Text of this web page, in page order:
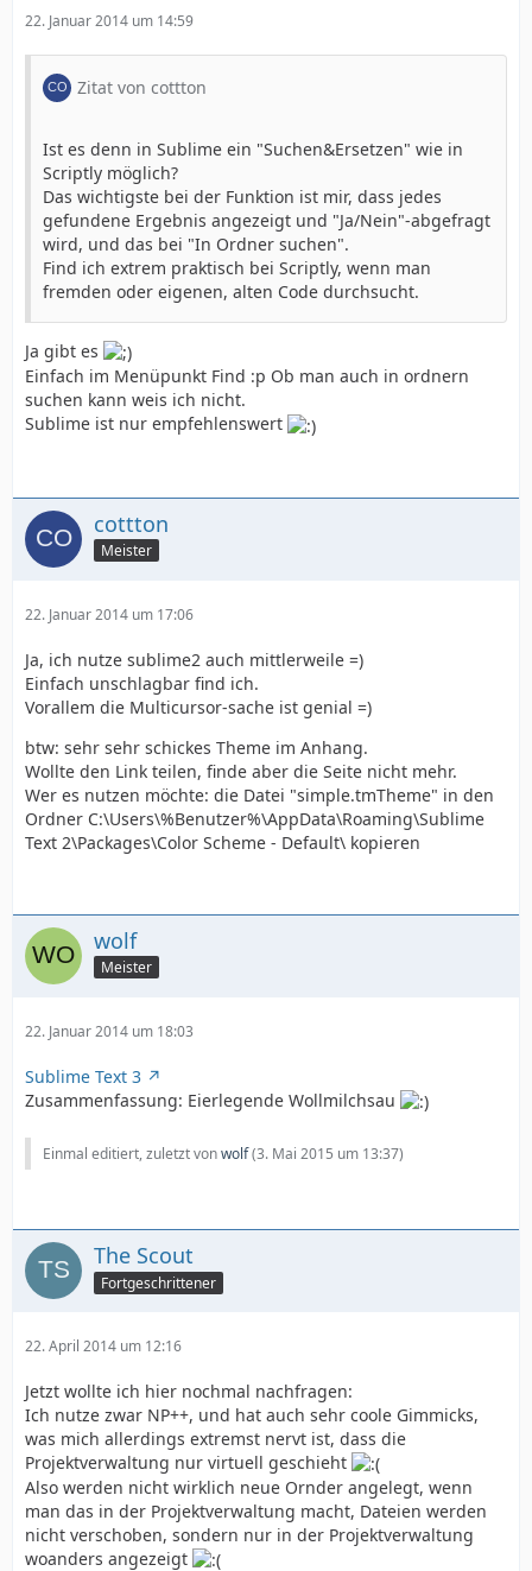
22. Januar 2014 um 14:59
Zitat von cottton
Ist es denn in Sublime ein "Suchen&Ersetzen" wie in
Scriptly möglich?
Das wichtigste bei der Funktion ist mir, dass jedes
gefundene Ergebnis angezeigt und "Ja/Nein"-abgefragt
wird, und das bei "In Ordner suchen".
Find ich extrem praktisch bei Scriptly, wenn man
fremden oder eigenen, alten Code durchsucht.
Ja gibt es
Einfach im Menüpunkt Find :p Ob man auch in ordnern
suchen kann weis ich nicht.
Sublime ist nur empfehlenswert
cottton
Meister
22. Januar 2014 um 17:06
Ja, ich nutze sublime2 auch mittlerweile =)
Einfach unschlagbar find ich.
Vorallem die Multicursor-sache ist genial =)
btw: sehr sehr schickes Theme im Anhang.
Wollte den Link teilen, finde aber die Seite nicht mehr.
Wer es nutzen möchte: die Datei "simple.tmTheme" in den
Ordner C:\Users\%Benutzer%\AppData\Roaming\Sublime
Text 2\Packages\Color Scheme - Default\ kopieren
wolf
Meister
22. Januar 2014 um 18:03
Sublime Text 3
Zusammenfassung: Eierlegende Wollmilchsau
Einmal editiert, zuletzt vonwolf(3. Mai 2015 um 13:37)
The Scout
Fortgeschrittener
22. April 2014 um 12:16
Jetzt wollte ich hier nochmal nachfragen:
Ich nutze zwar NP++, und hat auch sehr coole Gimmicks,
was mich allerdings extremst nervt ist, dass die
Projektverwaltung nur virtuell geschieht
Also werden nicht wirklich neue Ornder angelegt, wenn
man das in der Projektverwaltung macht, Dateien werden
nicht verschoben, sondern nur in der Projektverwaltung
woanders angezeigt